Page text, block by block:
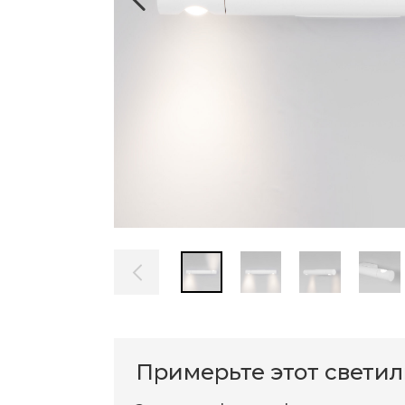
Примерьте этот